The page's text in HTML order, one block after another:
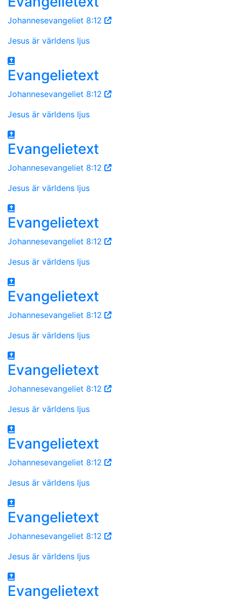
Johannesevangeliet 8:12
Jesus är världens ljus
Evangelietext
Johannesevangeliet 8:12
Jesus är världens ljus
Evangelietext
Johannesevangeliet 8:12
Jesus är världens ljus
Evangelietext
Johannesevangeliet 8:12
Jesus är världens ljus
Evangelietext
Johannesevangeliet 8:12
Jesus är världens ljus
Evangelietext
Johannesevangeliet 8:12
Jesus är världens ljus
Evangelietext
Johannesevangeliet 8:12
Jesus är världens ljus
Evangelietext
Johannesevangeliet 8:12
Jesus är världens ljus
Evangelietext